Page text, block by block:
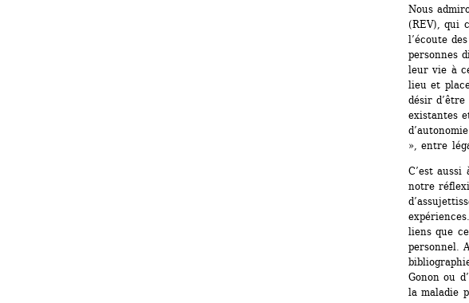
Nous
(REV), qui
l’écoute
personnes
leur vie à
lieu et
désir
existantes
», entre
C’est
notre
liens que
personnel.
Gonon ou
la maladie